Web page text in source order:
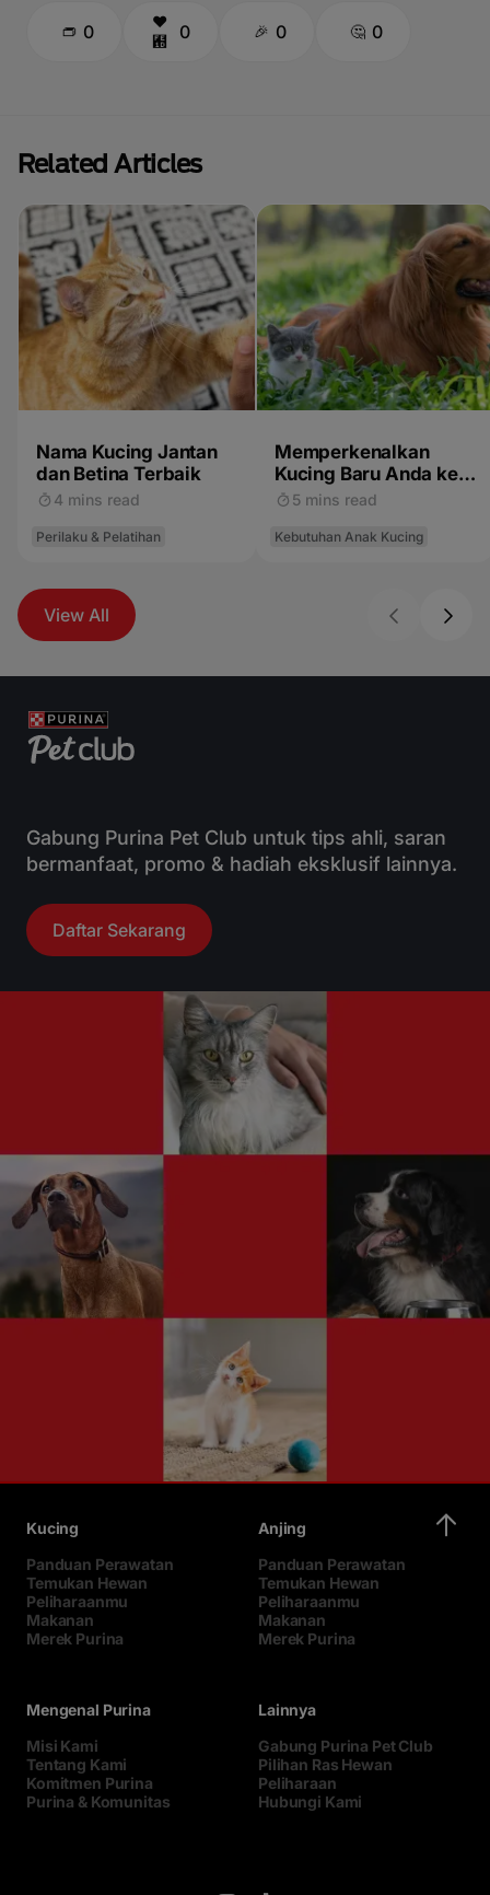
0 0 0 0
Related Articles
Nama Kucing Jantan
dan Betina Terbaik
4 mins read
Perilaku & Pelatihan
Memperkenalkan
Kucing Baru Anda ke
Hewan Peliharaan
5 mins read
Kebutuhan Anak Kucing
View All
Gabung Purina Pet Club untuk tips ahli, saran
bermanfaat, promo & hadiah eksklusif lainnya.
Daftar Sekarang
Kucing
Panduan Perawatan
Temukan Hewan
Peliharaanmu
Makanan
Merek Purina
Anjing
Panduan Perawatan
Temukan Hewan
Peliharaanmu
Makanan
Merek Purina
Mengenal Purina
Misi Kami
Tentang Kami
Komitmen Purina
Purina & Komunitas
Lainnya
Gabung Purina Pet Club
Pilihan Ras Hewan
Peliharaan
Hubungi Kami